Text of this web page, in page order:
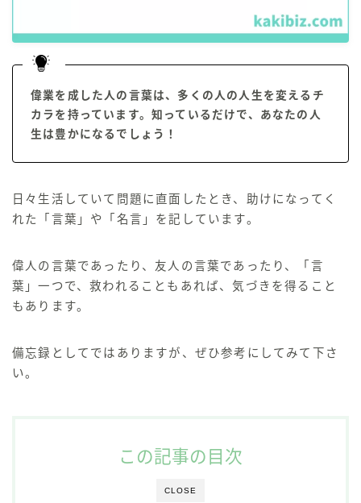
推し本
スキルアップ
人生論
偉業を成した人の言葉は、多くの人の人生を変えるチ
カラを持っています。知っているだけで、あなたの人
生は豊かになるでしょう！
日々生活していて問題に直面したとき、助けになってく
れた「言葉」や「名言」を記しています。
偉人の言葉であったり、友人の言葉であったり、「言
葉」一つで、救われることもあれば、気づきを得ること
もあります。
備忘録としてではありますが、ぜひ参考にしてみて下さ
い。
CLOSE
この記事の目次